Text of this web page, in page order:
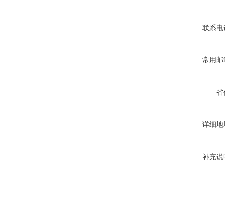
联系电
常用邮
省
详细地
补充说